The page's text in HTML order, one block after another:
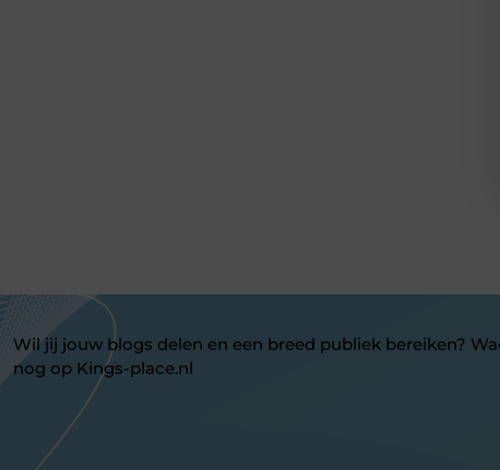
Wil jij jouw blogs delen en een breed publiek bereiken?
nog op Kings-place.nl